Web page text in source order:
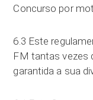
Concurso por
6.3 Este
FM tantas vezes
garantida a sua